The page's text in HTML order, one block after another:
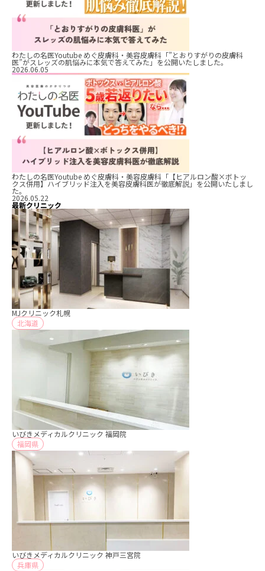
わたしの名医Youtube めぐ皮膚科・美容皮膚科「”とおりすがりの皮膚科
医”がスレッズの肌悩みに本気で答えてみた」を公開いたしました。
2026.06.05
わたしの名医Youtube めぐ皮膚科・美容皮膚科「【ヒアルロン酸×ボトッ
クス併用】ハイブリッド注入を美容皮膚科医が徹底解説」を公開いたしまし
た。
2026.05.22
最新クリニック
MJクリニック札幌
北海道
いびきメディカルクリニック 福岡院
福岡県
いびきメディカルクリニック 神戸三宮院
兵庫県